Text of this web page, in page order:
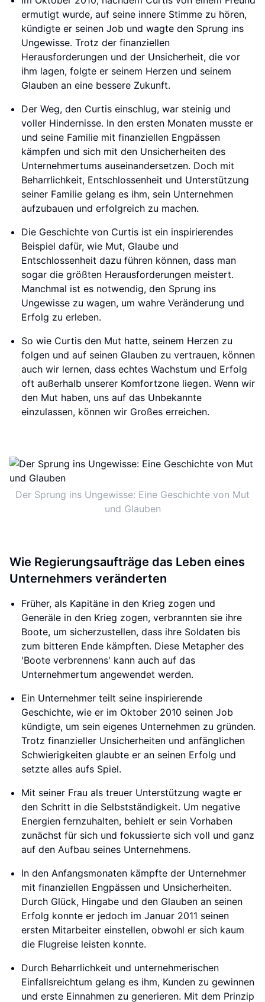
ermutigt wurde, auf seine innere Stimme zu hören,
kündigte er seinen Job und wagte den Sprung ins
Ungewisse. Trotz der finanziellen
Herausforderungen und der Unsicherheit, die vor
ihm lagen, folgte er seinem Herzen und seinem
Glauben an eine bessere Zukunft.
Der Weg, den Curtis einschlug, war steinig und
voller Hindernisse. In den ersten Monaten musste er
und seine Familie mit finanziellen Engpässen
kämpfen und sich mit den Unsicherheiten des
Unternehmertums auseinandersetzen. Doch mit
Beharrlichkeit, Entschlossenheit und Unterstützung
seiner Familie gelang es ihm, sein Unternehmen
aufzubauen und erfolgreich zu machen.
Die Geschichte von Curtis ist ein inspirierendes
Beispiel dafür, wie Mut, Glaube und
Entschlossenheit dazu führen können, dass man
sogar die größten Herausforderungen meistert.
Manchmal ist es notwendig, den Sprung ins
Ungewisse zu wagen, um wahre Veränderung und
Erfolg zu erleben.
So wie Curtis den Mut hatte, seinem Herzen zu
folgen und auf seinen Glauben zu vertrauen, können
auch wir lernen, dass echtes Wachstum und Erfolg
oft außerhalb unserer Komfortzone liegen. Wenn wir
den Mut haben, uns auf das Unbekannte
einzulassen, können wir Großes erreichen.
Der Sprung ins Ungewisse: Eine Geschichte von Mut
und Glauben
Wie Regierungsaufträge das Leben eines
Unternehmers veränderten
Früher, als Kapitäne in den Krieg zogen und
Generäle in den Krieg zogen, verbrannten sie ihre
Boote, um sicherzustellen, dass ihre Soldaten bis
zum bitteren Ende kämpften. Diese Metapher des
'Boote verbrennens' kann auch auf das
Unternehmertum angewendet werden.
Ein Unternehmer teilt seine inspirierende
Geschichte, wie er im Oktober 2010 seinen Job
kündigte, um sein eigenes Unternehmen zu gründen.
Trotz finanzieller Unsicherheiten und anfänglichen
Schwierigkeiten glaubte er an seinen Erfolg und
setzte alles aufs Spiel.
Mit seiner Frau als treuer Unterstützung wagte er
den Schritt in die Selbstständigkeit. Um negative
Energien fernzuhalten, behielt er sein Vorhaben
zunächst für sich und fokussierte sich voll und ganz
auf den Aufbau seines Unternehmens.
In den Anfangsmonaten kämpfte der Unternehmer
mit finanziellen Engpässen und Unsicherheiten.
Durch Glück, Hingabe und den Glauben an seinen
Erfolg konnte er jedoch im Januar 2011 seinen
ersten Mitarbeiter einstellen, obwohl er sich kaum
die Flugreise leisten konnte.
Durch Beharrlichkeit und unternehmerischen
Einfallsreichtum gelang es ihm, Kunden zu gewinnen
und erste Einnahmen zu generieren. Mit dem Prinzip